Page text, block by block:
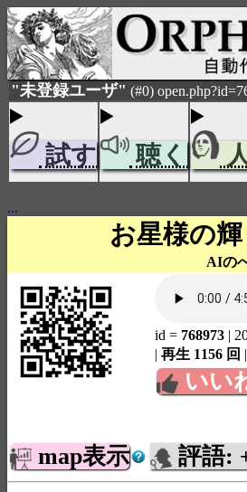
"未登録ユーザ" (#0)
試す 聴く
...
お星様の
AIの
id = 768973 |
| 再生 1156 回 |
いい
map表示 評語: